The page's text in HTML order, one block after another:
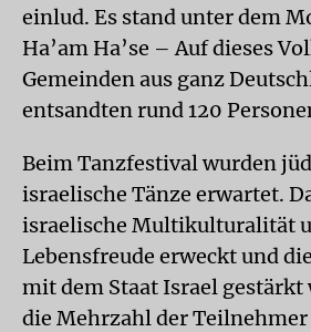
einlud. Es stand unter dem
Ha’am Ha’se – Auf dieses
Gemeinden aus ganz
entsandten rund 120
Beim Tanzfestival wurden
israelische Tänze erwartet.
israelische Multikulturalität
Lebensfreude erweckt und
mit dem Staat Israel
die Mehrzahl der Teilnehmer